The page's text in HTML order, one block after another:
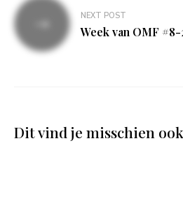
NEXT POST
Week van OMF #8-
Dit vind je misschien